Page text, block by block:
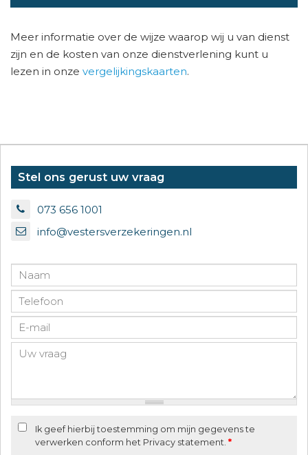
Meer informatie over de wijze waarop wij u van dienst
zijn en de kosten van onze dienstverlening kunt u
lezen in onze vergelijkingskaarten.
Stel ons gerust uw vraag
073 656 1001
info@vestersverzekeringen.nl
Ik geef hierbij toestemming om mijn gegevens te
verwerken conform het Privacy statement. *